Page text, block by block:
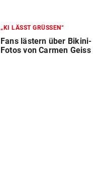
„KI LÄSST GRÜSSEN“
Fans lästern über Bikini-
Fotos von Carmen Geiss